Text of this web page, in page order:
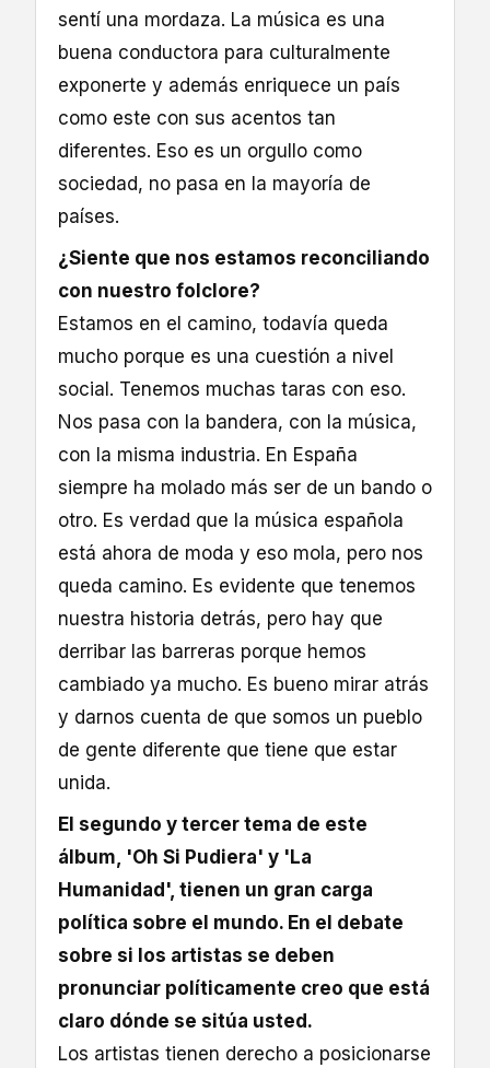
sentí una mordaza. La música es una
buena conductora para culturalmente
exponerte y además enriquece un país
como este con sus acentos tan
diferentes. Eso es un orgullo como
sociedad, no pasa en la mayoría de
países.
¿Siente que nos estamos reconciliando
con nuestro folclore?
Estamos en el camino, todavía queda
mucho porque es una cuestión a nivel
social. Tenemos muchas taras con eso.
Nos pasa con la bandera, con la música,
con la misma industria. En España
siempre ha molado más ser de un bando o
otro. Es verdad que la música española
está ahora de moda y eso mola, pero nos
queda camino. Es evidente que tenemos
nuestra historia detrás, pero hay que
derribar las barreras porque hemos
cambiado ya mucho. Es bueno mirar atrás
y darnos cuenta de que somos un pueblo
de gente diferente que tiene que estar
unida.
El segundo y tercer tema de este
álbum, 'Oh Si Pudiera' y 'La
Humanidad', tienen un gran carga
política sobre el mundo. En el debate
sobre si los artistas se deben
pronunciar políticamente creo que está
claro dónde se sitúa usted.
Los artistas tienen derecho a posicionarse